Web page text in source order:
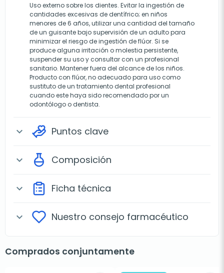
Uso externo sobre los dientes. Evitar la ingestión de
cantidades excesivas de dentífrico; en niños
menores de 6 años, utilizar una cantidad del tamaño
de un guisante bajo supervisión de un adulto para
minimizar el riesgo de ingestión de flúor. Si se
produce alguna irritación o molestia persistente,
suspender su uso y consultar con un profesional
sanitario. Mantener fuera del alcance de los niños.
Producto con flúor, no adecuado para uso como
sustituto de un tratamiento dental profesional
cuando este haya sido recomendado por un
odontólogo o dentista.
expand_more Puntos clave
expand_more Composición
expand_more Ficha técnica
expand_more Nuestro consejo farmacéutico
Comprados conjuntamente